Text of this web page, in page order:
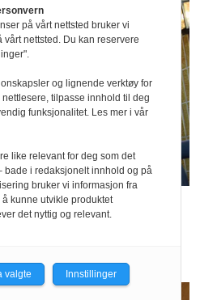
direktør til
hotell
på vårt nettsted bruker vi
nettsted. Du kan reservere
og lignende verktøy for
tilpasse innhold til deg
funksjonalitet. Les mer i vår
like relevant for deg som det
bade i redaksjonelt innhold og på
bruker vi informasjon fra
kunne utvikle produktet
det nyttig og relevant.
valgte Innstillinger